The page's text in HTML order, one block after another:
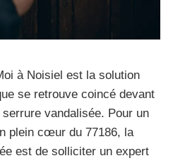
à Noisiel est la solution
se retrouve coincé devant
vandalisée. Pour un
plein cœur du 77186, la
est de solliciter un expert